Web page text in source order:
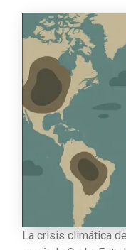
La crisis climática